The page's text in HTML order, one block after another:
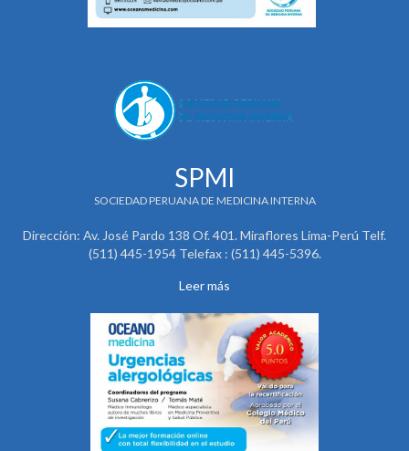
SPMI
SOCIEDAD PERUANA DE MEDICINA INTERNA
Dirección: Av. José Pardo 138 Of. 401. Miraflores Lima-Perú Telf.
(511) 445-1954 Telefax : (511) 445-5396.
Leer más